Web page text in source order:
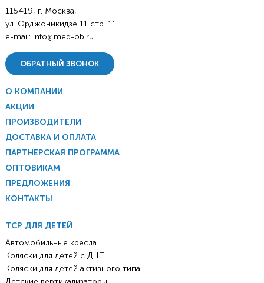
115419, г. Москва,
ул. Орджоникидзе 11 стр. 11
e-mail: info@med-ob.ru
ОБРАТНЫЙ ЗВОНОК
О КОМПАНИИ
АКЦИИ
ПРОИЗВОДИТЕЛИ
ДОСТАВКА И ОПЛАТА
ПАРТНЕРСКАЯ ПРОГРАММА
ОПТОВИКАМ
ПРЕДЛОЖЕНИЯ
КОНТАКТЫ
ТСР ДЛЯ ДЕТЕЙ
Автомобильные кресла
Коляски для детей с ДЦП
Коляски для детей активного типа